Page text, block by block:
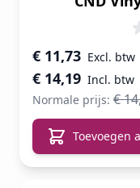
Speciale prijs
€ 14,19
€ 11,73
Normale prijs: €
Toevoegen